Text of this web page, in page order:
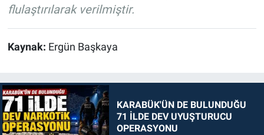
flulaştırılarak verilmiştir.
Kaynak: Ergün Başkaya
KARABÜK'ÜN DE BULUNDUĞU
71 İLDE DEV UYUŞTURUCU
OPERASYONU